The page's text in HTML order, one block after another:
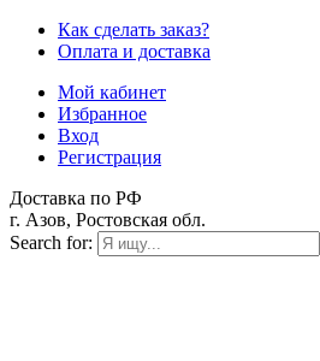
Как сделать заказ?
Оплата и доставка
Мой кабинет
Избранное
Вход
Регистрация
Доставка по РФ
г. Азов, Ростовская обл.
Search for: